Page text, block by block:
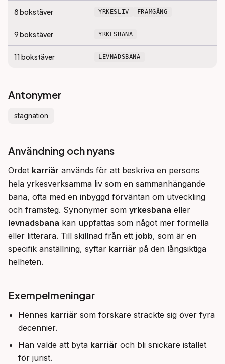
8bokstäver YRKESLIV FRAMGÅNG
9bokstäver YRKESBANA
11 bokstäver LEVNADSBANA
Antonymer
stagnation
Användning och nyans
Ordet karriär används för att beskriva en persons
hela yrkesverksamma liv som en sammanhängande
bana, ofta med en inbyggd förväntan om utveckling
och framsteg. Synonymer som yrkesbana
levnadsbana kan uppfattas som något mer formella
eller litterära. Till skillnad från ett jobb, som är en
specifik anställning, syftar karriär på den långsiktiga
helheten.
Exempelmeningar
Hennes karriär som forskare sträckte sig över fyra
decennier.
Han valde att byta karriär och bli snickare istället
för jurist.